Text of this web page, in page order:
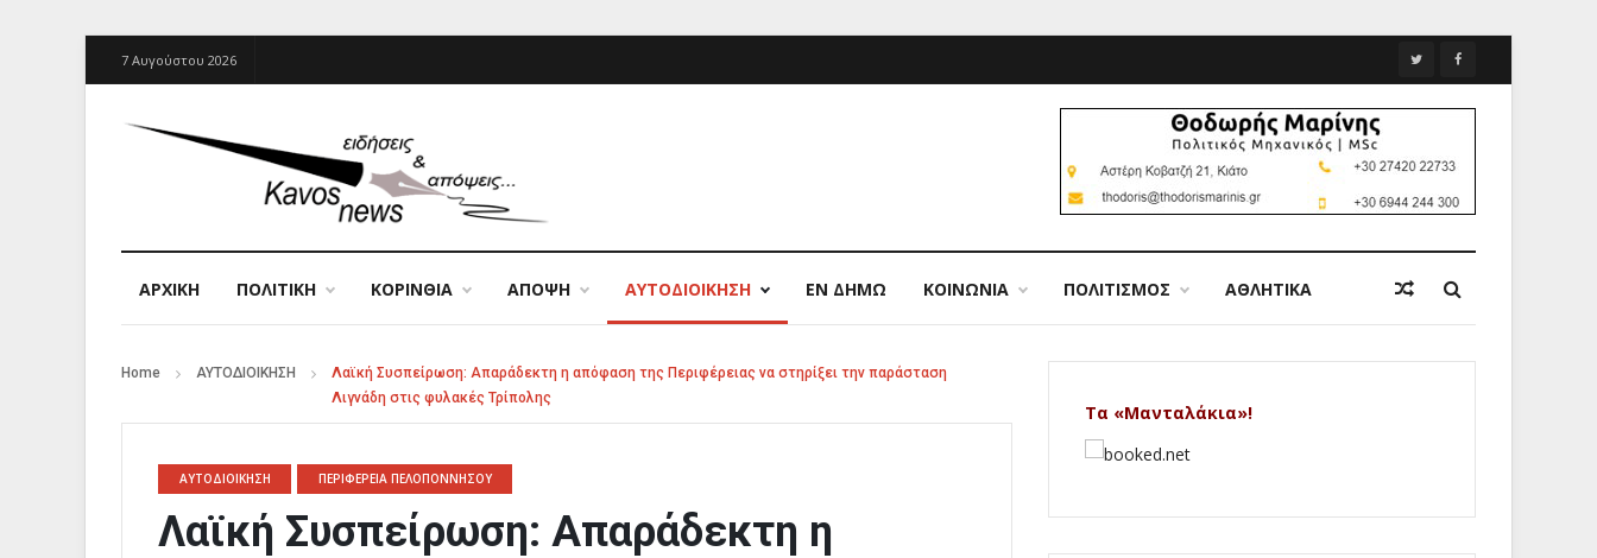
7 Αυγούστου 2026
ΑΡΧΙΚΉ ΠΟΛΙΤΙΚΗ ΚΟΡΙΝΘΙΑ ΑΠΟΨΗ ΑΥΤΟΔΙΟΙΚΗΣΗ ΕΝ ΔΗΜΩ ΚΟΙΝΩΝΙΑ ΠΟΛΙΤΙΣΜΟΣ ΑΘΛΗΤΙΚΑ
Home ΑΥΤΟΔΙΟΙΚΗΣΗ
Λαϊκή Συσπείρωση: Απαράδεκτη η απόφαση της Περιφέρειας να στηρίξει την παράσταση
Λιγνάδη στις φυλακές Τρίπολης
ΑΥΤΟΔΙΟΙΚΗΣΗ ΠΕΡΙΦΕΡΕΙΑ ΠΕΛΟΠΟΝΝΗΣΟΥ
Λαϊκή Συσπείρωση: Απαράδεκτη η
Τα «Μανταλάκια»!